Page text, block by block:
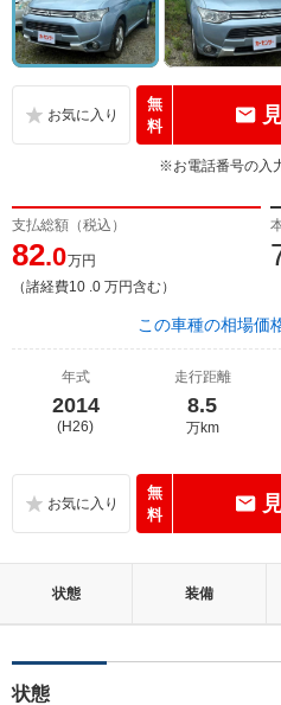
無
料
※お電話番号の入
支払総額（税込）
82.0万円
（諸経費10 .0 万円含む）
この車種の相場価
年式
2014
(H26)
走行距離
8.5
万km
無
料
状態 装備
状態